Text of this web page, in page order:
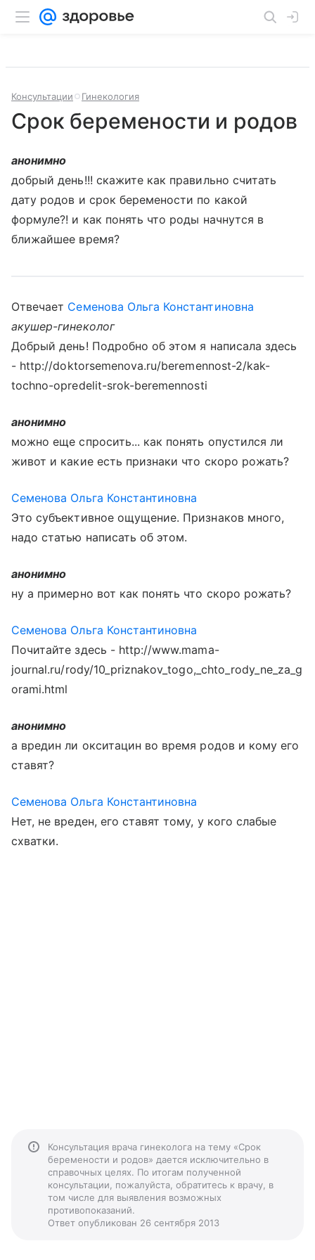
Консультации Гинекология
Срок беремености и родов
анонимно
добрый день!!! скажите как правильно считать
дату родов и срок беремености по какой
формуле?! и как понять что роды начнутся в
ближайшее время?
Отвечает Семенова Ольга Константиновна
акушер-гинеколог
Добрый день! Подробно об этом я написала здесь
- http://doktorsemenova.ru/beremennost-2/kak-
tochno-opredelit-srok-beremennosti
анонимно
можно еще спросить... как понять опустился ли
живот и какие есть признаки что скоро рожать?
Семенова Ольга Константиновна
Это субъективное ощущение. Признаков много,
надо статью написать об этом.
анонимно
ну а примерно вот как понять что скоро рожать?
Семенова Ольга Константиновна
Почитайте здесь - http://www.mama-
journal.ru/rody/10_priznakov_togo,_chto_rody_ne_za_g
orami.html
анонимно
а вредин ли окситацин во время родов и кому его
ставят?
Семенова Ольга Константиновна
Нет, не вреден, его ставят тому, у кого слабые
схватки.
Консультация врача гинеколога на тему «Срок
беремености и родов» дается исключительно в
справочных целях. По итогам полученной
консультации, пожалуйста, обратитесь к врачу, в
том числе для выявления возможных
противопоказаний.
Ответ опубликован 26 сентября 2013